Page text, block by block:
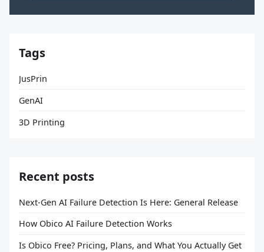
Tags
JusPrin
GenAI
3D Printing
Recent posts
Next-Gen AI Failure Detection Is Here: General Release
How Obico AI Failure Detection Works
Is Obico Free? Pricing, Plans, and What You Actually Get